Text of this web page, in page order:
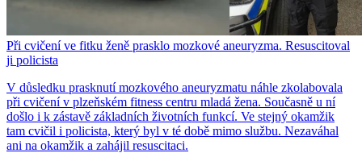
Při cvičení ve fitku ženě prasklo mozkové aneuryzma. Resuscitoval
ji policista
V důsledku prasknutí mozkového aneuryzmatu náhle zkolabovala
při cvičení v plzeňském fitness centru mladá žena. Současně u ní
došlo i k zástavě základních životních funkcí. Ve stejný okamžik
tam cvičil i policista, který byl v té době mimo službu. Nezaváhal
ani na okamžik a zahájil resuscitaci.